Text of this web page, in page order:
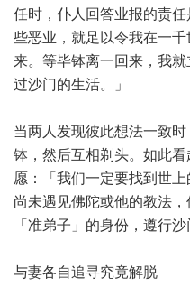
任时，仆人回答业报的责
些恶业，就足以令我在一
来。等毕钵离一回来，我
过沙门的生活。」
当两人发现彼此想法一致
钵，然后互相剃头。如此
愿：「我们一定要找到世
尚未遇见佛陀或他的教法
「准弟子」的身份，遵行沙
与妻各自追寻究竟解脱